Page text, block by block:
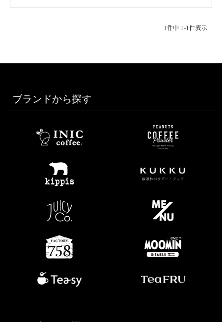
1件中 1-1件表示
ブランドから探す